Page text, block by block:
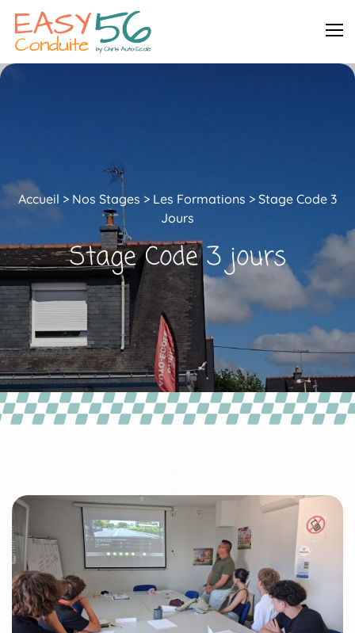
Accueil > Nos Stages > Les Formations > Stage Code 3
Jours
Stage Code 3 jours